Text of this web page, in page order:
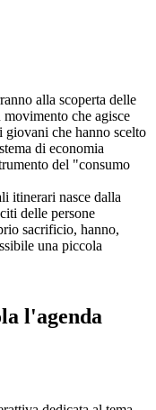
alla scoperta delle
che agisce
che hanno scelto
di economia
del "consumo
itinerari nasce dalla
delle persone
sacrificio, hanno,
una piccola
l'agenda